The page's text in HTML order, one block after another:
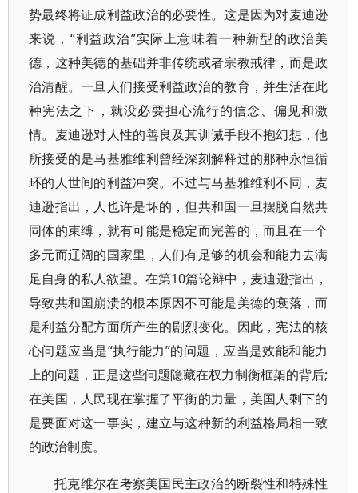
势最终将证成利益政治的必要性。这是因为对麦迪逊
来说，“利益政治”实际上意味着一种新型的政治美
德，这种美德的基础并非传统或者宗教戒律，而是政
治清醒。一旦人们接受利益政治的教育，并生活在此
种宪法之下，就没必要担心流行的信念、偏见和激
情。麦迪逊对人性的善良及其训诫手段不抱幻想，他
所接受的是马基雅维利曾经深刻解释过的那种永恒循
环的人世间的利益冲突。不过与马基雅维利不同，麦
迪逊指出，人也许是坏的，但共和国一旦摆脱自然共
同体的束缚，就有可能是稳定而完善的，而且在一个
多元而辽阔的国家里，人们有足够的机会和能力去满
足自身的私人欲望。在第10篇论辩中，麦迪逊指出，
导致共和国崩溃的根本原因不可能是美德的衰落，而
是利益分配方面所产生的剧烈变化。因此，宪法的核
心问题应当是“执行能力”的问题，应当是效能和能力
上的问题，正是这些问题隐藏在权力制衡框架的背后;
在美国，人民现在掌握了平衡的力量，美国人剩下的
是要面对这一事实，建立与这种新的利益格局相一致
的政治制度。
托克维尔在考察美国民主政治的断裂性和特殊性